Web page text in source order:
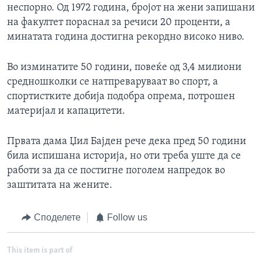
неспорно. Од 1972 година, бројот на жени запишани
на факултет пораснал за речиси 20 проценти, а
минатата година достигна рекордно високо ниво.
Во изминатите 50 години, повеќе од 3,4 милиони
средношколки се натпреваруваат во спорт, а
спортистките добија подобра опрема, потрошен
материјал и капацитети.
Првата дама Џил Бајден рече дека пред 50 години
била испишана историја, но оти треба уште да се
работи за да се постигне поголем напредок во
заштитата на жените.
Споделете Follow us
This item is part of